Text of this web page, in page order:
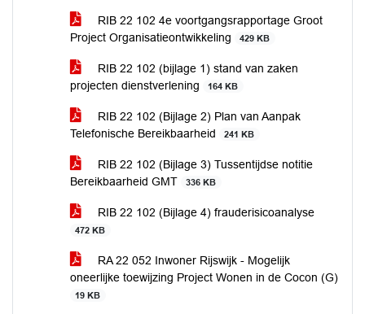
RIB 22 102 4e voortgangsrapportage Groot
Project Organisatieontwikkeling
429 KB
RIB 22 102 (bijlage 1) stand van zaken
projecten dienstverlening
164 KB
RIB 22 102 (Bijlage 2) Plan van Aanpak
Telefonische Bereikbaarheid
241 KB
RIB 22 102 (Bijlage 3) Tussentijdse notitie
Bereikbaarheid GMT
336 KB
RIB 22 102 (Bijlage 4) frauderisicoanalyse
472 KB
RA 22 052 Inwoner Rijswijk - Mogelijk
oneerlijke toewijzing Project Wonen in de Cocon (G)
19 KB